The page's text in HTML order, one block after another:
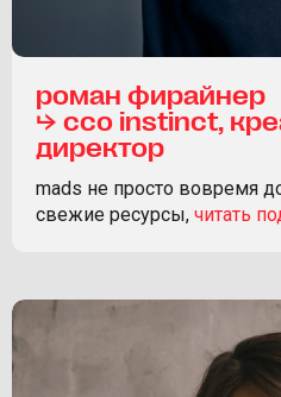
роман фирайнер
⮡ ссo instinct,
директор
mads не просто вовремя
свежие ресурсы,